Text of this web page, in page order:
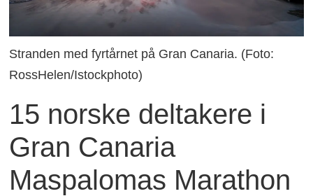
Stranden med fyrtårnet på Gran Canaria. (Foto:
RossHelen/Istockphoto)
15 norske deltakere i
Gran Canaria
Maspalomas Marathon